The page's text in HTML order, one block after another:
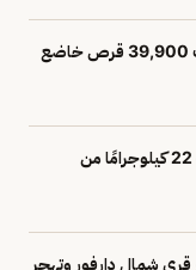
حرس الحدود بجازان يحبط تهريب 39,900 قرص خاضع
حرس الحدود بعسير يحبط تهريب 22 كيلوجرامًا من
شمال دارفور وتهجر